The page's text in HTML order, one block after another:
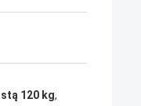
120 kg,